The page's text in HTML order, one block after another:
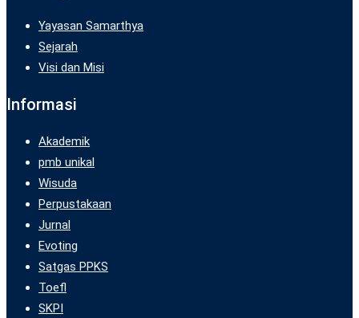
Yayasan Samarthya
Sejarah
Visi dan Misi
Informasi
Akademik
pmb unikal
Wisuda
Perpustakaan
Jurnal
Evoting
Satgas PPKS
Toefl
SKPI